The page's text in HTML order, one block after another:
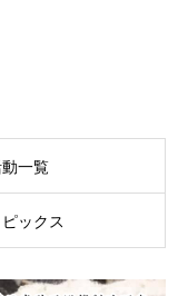
一覧
ピックス